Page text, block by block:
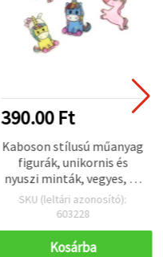
390.00 Ft
Kaboson stílusú műanyag
figurák, unikornis és
nyuszi minták, vegyes, 3–
3,4 cm — 5 db
SKU (leltári azonosító):
603228
Kosárba